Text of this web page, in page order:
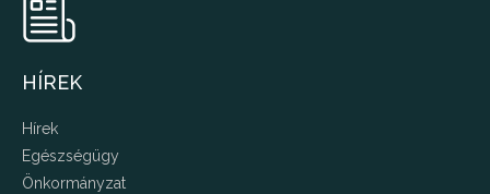
HÍREK
Hírek
Egészségügy
Önkormányzat